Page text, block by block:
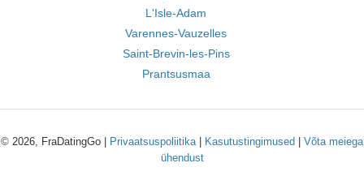
L'Isle-Adam
Varennes-Vauzelles
Saint-Brevin-les-Pins
Prantsusmaa
© 2026, FraDatingGo | Privaatsuspoliitika| Kasutustingimused
Võta meiega
ühendust